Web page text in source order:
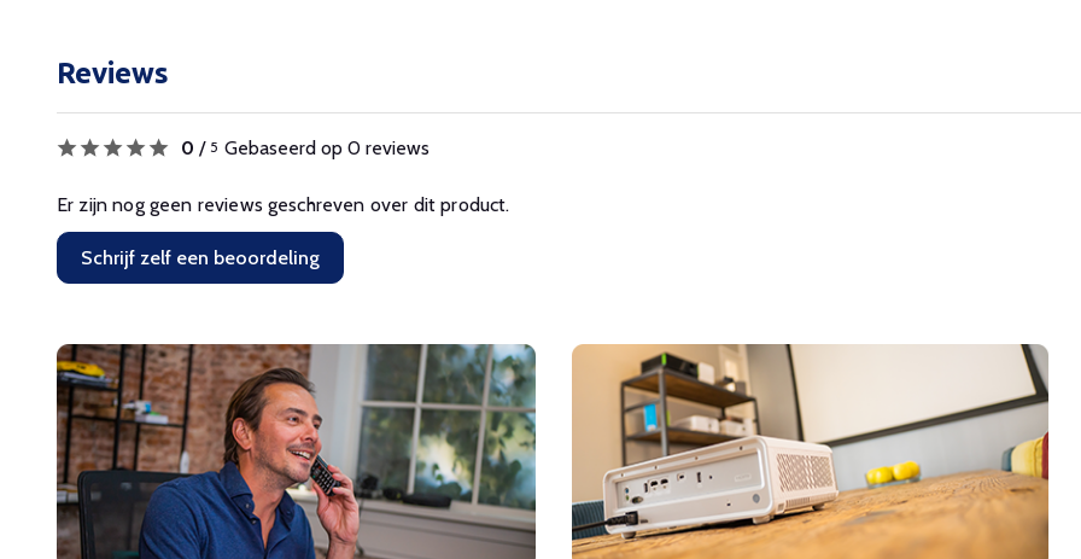
Reviews
0 / 5 Gebaseerd op 0 reviews
Er zijn nog geen reviews geschreven over dit product.
Schrijf zelf een beoordeling